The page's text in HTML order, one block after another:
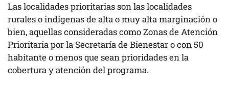
Las localidades prioritarias son las localidades
rurales o indígenas de alta o muy alta marginación o
bien, aquellas consideradas como Zonas de Atención
Prioritaria por la Secretaría de Bienestar o con 50
habitante o menos que sean prioridades en la
cobertura y atención del programa.